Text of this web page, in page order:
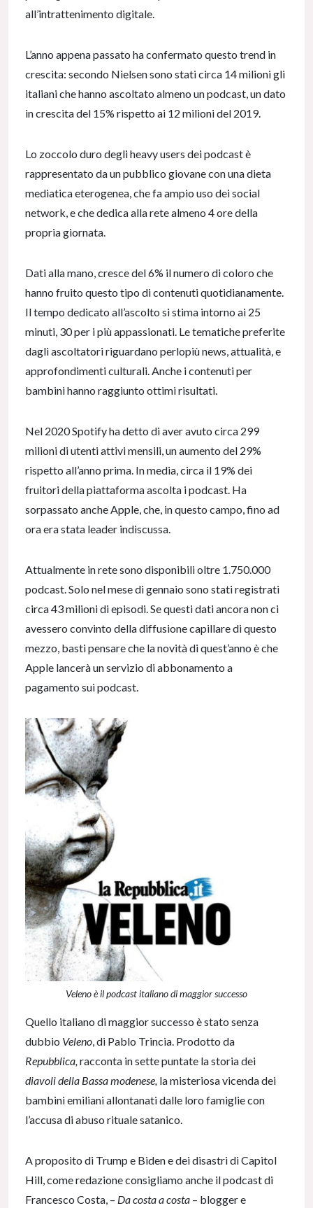
all’intrattenimento digitale.
L’anno appena passato ha confermato questo trend in
crescita: secondo Nielsen sono stati circa 14 milioni gli
italiani che hanno ascoltato almeno un podcast, un dato
in crescita del 15% rispetto ai 12 milioni del 2019.
Lo zoccolo duro degli heavy users dei podcast è
rappresentato da un pubblico giovane con una dieta
mediatica eterogenea, che fa ampio uso dei social
network, e che dedica alla rete almeno 4 ore della
propria giornata.
Dati alla mano, cresce del 6% il numero di coloro che
hanno fruito questo tipo di contenuti quotidianamente.
Il tempo dedicato all’ascolto si stima intorno ai 25
minuti, 30 per i più appassionati. Le tematiche preferite
dagli ascoltatori riguardano perlopiù news, attualità, e
approfondimenti culturali. Anche i contenuti per
bambini hanno raggiunto ottimi risultati.
Nel 2020 Spotify ha detto di aver avuto circa 299
milioni di utenti attivi mensili, un aumento del 29%
rispetto all’anno prima. In media, circa il 19% dei
fruitori della piattaforma ascolta i podcast. Ha
sorpassato anche Apple, che, in questo campo, fino ad
ora era stata leader indiscussa.
Attualmente in rete sono disponibili oltre 1.750.000
podcast. Solo nel mese di gennaio sono stati registrati
circa 43 milioni di episodi. Se questi dati ancora non ci
avessero convinto della diffusione capillare di questo
mezzo, basti pensare che la novità di quest’anno è che
Apple lancerà un servizio di abbonamento a
pagamento sui podcast.
Veleno è il podcast italiano di maggior successo
Quello italiano di maggior successo è stato senza
dubbio Veleno, di Pablo Trincia. Prodotto da
Repubblica,racconta in sette puntate la storia dei
diavoli della Bassa modenese, la misteriosa vicenda dei
bambini emiliani allontanati dalle loro famiglie con
l’accusa di abuso rituale satanico.
A proposito di Trump e Biden e dei disastri di Capitol
Hill, come redazione consigliamo anche il podcast di
Francesco Costa, – Da costa a costa – blogger e